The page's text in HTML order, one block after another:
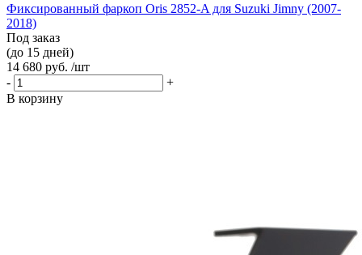
Фиксированный фаркоп Oris 2852-A для Suzuki Jimny (2007-
2018)
Под заказ
(до 15 дней)
14 680 руб. /шт
-
+
В корзину